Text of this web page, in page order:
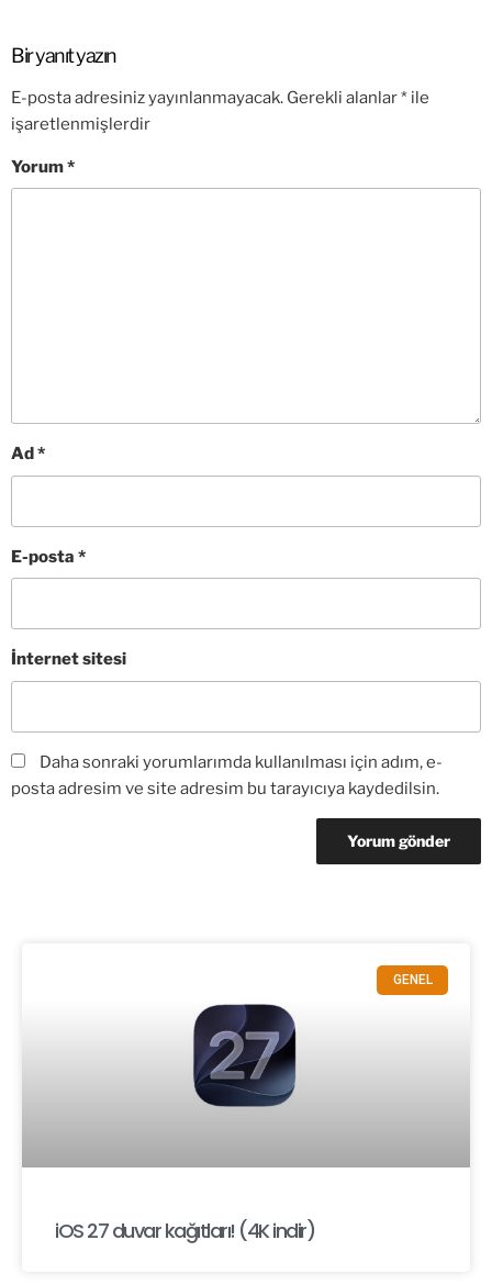
Bir yanıt yazın
E-posta adresiniz yayınlanmayacak. Gerekli alanlar* ile
işaretlenmişlerdir
Yorum*
Ad*
E-posta *
İnternet sitesi
Daha sonraki yorumlarımda kullanılması için adım, e-
posta adresim ve site adresim bu tarayıcıya kaydedilsin.
GENEL
iOS 27 duvar kağıtları! (4K indir)